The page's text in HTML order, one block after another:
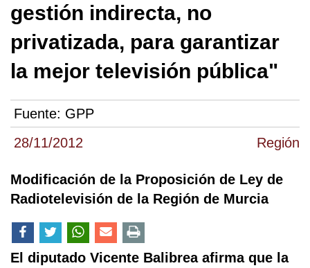
28/11/2012 Región
gestión indirecta, no
privatizada, para garantizar
la mejor televisión pública"
Fuente: GPP
Modificación de la Proposición de Ley de
Radiotelevisión de la Región de Murcia
El diputado Vicente Balibrea afirma que la